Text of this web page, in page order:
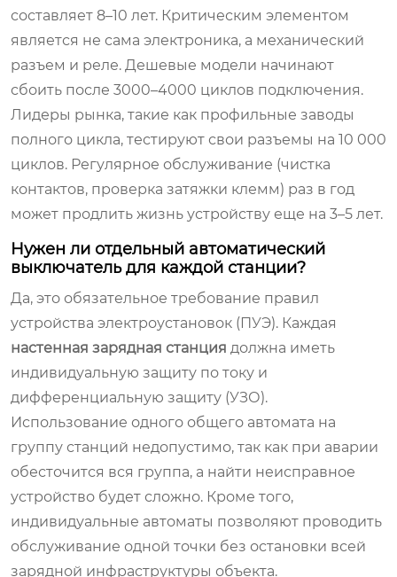
составляет 8–10 лет. Критическим элементом
является не сама электроника, а механический
разъем и реле. Дешевые модели начинают
сбоить после 3000–4000 циклов подключения.
Лидеры рынка, такие как профильные заводы
полного цикла, тестируют свои разъемы на 10 000
циклов. Регулярное обслуживание (чистка
контактов, проверка затяжки клемм) раз в год
может продлить жизнь устройству еще на 3–5 лет.
Нужен ли отдельный автоматический
выключатель для каждой станции?
Да, это обязательное требование правил
устройства электроустановок (ПУЭ). Каждая
настенная зарядная станция должна иметь
индивидуальную защиту по току и
дифференциальную защиту (УЗО).
Использование одного общего автомата на
группу станций недопустимо, так как при аварии
обесточится вся группа, а найти неисправное
устройство будет сложно. Кроме того,
индивидуальные автоматы позволяют проводить
обслуживание одной точки без остановки всей
зарядной инфраструктуры объекта.